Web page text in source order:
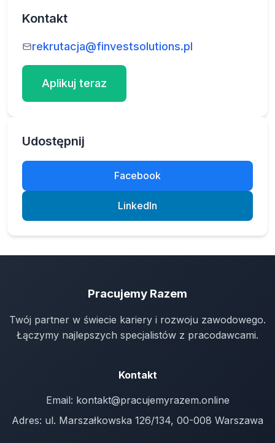
Kontakt
rekrutacja@finvestsolutions.pl
Aplikuj teraz
Udostępnij
Facebook
LinkedIn
Pracujemy Razem
Twój partner w świecie kariery i rozwoju zawodowego.
Łączymy najlepszych specjalistów z pracodawcami.
Kontakt
Email: kontakt@pracujemyrazem.online
Adres: ul. Marszałkowska 126/134, 00-008 Warszawa